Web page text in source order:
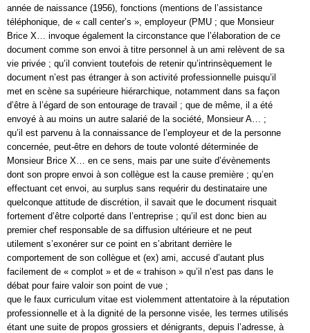
année de naissance (1956), fonctions (mentions de l’assistance
téléphonique, de « call center’s », employeur (PMU ; que Monsieur
Brice X… invoque également la circonstance que l’élaboration de ce
document comme son envoi à titre personnel à un ami relèvent de sa
vie privée ; qu’il convient toutefois de retenir qu’intrinsèquement le
document n’est pas étranger à son activité professionnelle puisqu’il
met en scène sa supérieure hiérarchique, notamment dans sa façon
d’être à l’égard de son entourage de travail ; que de même, il a été
envoyé à au moins un autre salarié de la société, Monsieur A… ;
qu’il est parvenu à la connaissance de l’employeur et de la personne
concernée, peut-être en dehors de toute volonté déterminée de
Monsieur Brice X… en ce sens, mais par une suite d’évènements
dont son propre envoi à son collègue est la cause première ; qu’en
effectuant cet envoi, au surplus sans requérir du destinataire une
quelconque attitude de discrétion, il savait que le document risquait
fortement d’être colporté dans l’entreprise ; qu’il est donc bien au
premier chef responsable de sa diffusion ultérieure et ne peut
utilement s’exonérer sur ce point en s’abritant derrière le
comportement de son collègue et (ex) ami, accusé d’autant plus
facilement de « complot » et de « trahison » qu’il n’est pas dans le
débat pour faire valoir son point de vue ;
que le faux curriculum vitae est violemment attentatoire à la réputation
professionnelle et à la dignité de la personne visée, les termes utilisés
étant une suite de propos grossiers et dénigrants, depuis l’adresse, à